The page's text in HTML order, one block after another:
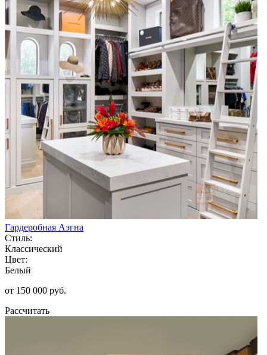
Гардеробная Аэгна
Стиль:
Классический
Цвет:
Белый
от 150 000 руб.
Рассчитать